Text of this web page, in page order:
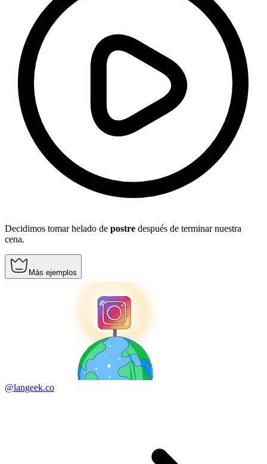
Decidimos tomar helado de postre después de terminar nuestra
cena.
Más ejemplos
@langeek.co